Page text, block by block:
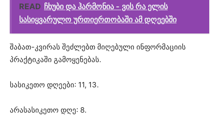
READ ჩხუბი და ჰარმონია - ვის რა ელის
სასიყვარულო ურთიერთობაში ამ დღეებში
შაბათ-კვირას შეძლებთ მიღებული ინფორმაციის
პრაქტიკაში გამოყენებას.
სასიკეთო დღეები: 11, 13.
არასასიკეთო დღე: 8.